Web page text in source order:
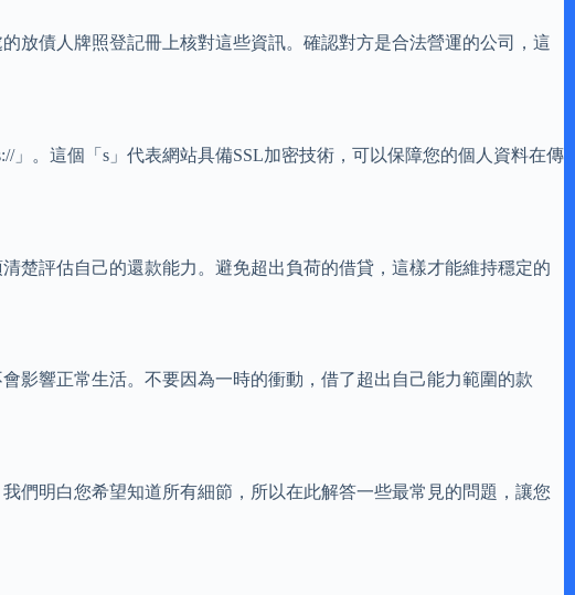
放債人牌照登記冊上核對這些資訊。確認對方是合法營運的公司，這
。這個「s」代表網站具備SSL加密技術，可以保障您的個人資料在傳
楚評估自己的還款能力。避免超出負荷的借貸，這樣才能維持穩定的
影響正常生活。不要因為一時的衝動，借了超出自己能力範圍的款
們明白您希望知道所有細節，所以在此解答一些最常見的問題，讓您